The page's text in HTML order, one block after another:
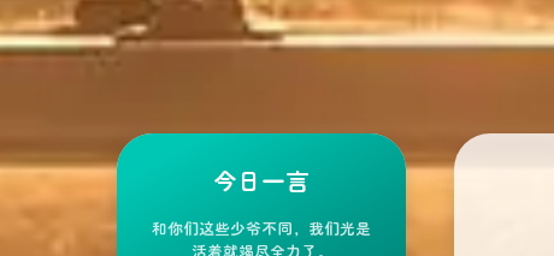
今日一言
和你们这些少爷不同，我们光是
活着就竭尽全力了。